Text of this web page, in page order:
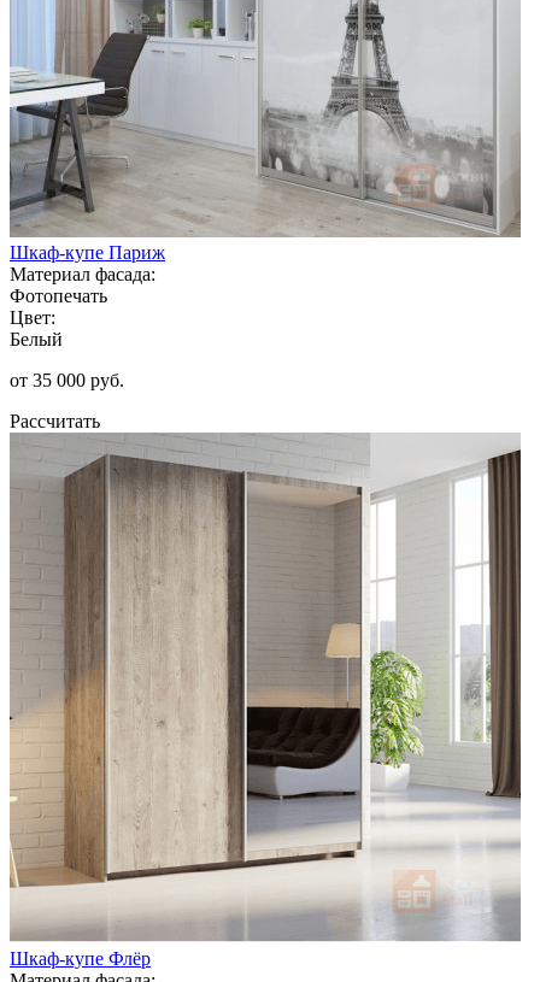
Шкаф-купе Париж
Материал фасада:
Фотопечать
Цвет:
Белый
от 35 000 руб.
Рассчитать
Шкаф-купе Флёр